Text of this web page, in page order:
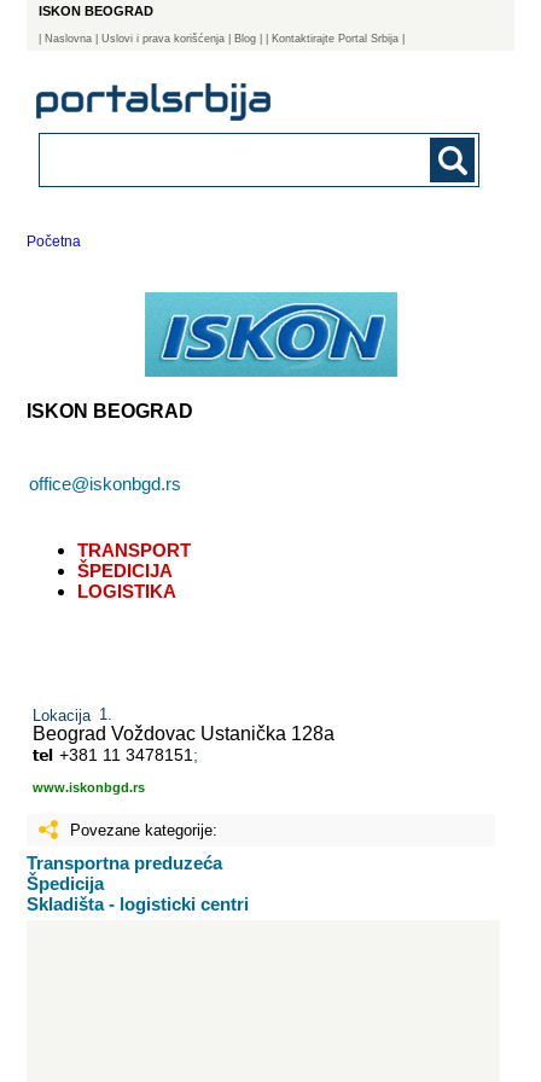
ISKON BEOGRAD
Naslovna | Uslovi i prava korišćenja Blog | Kontaktirajte Portal Srbija |
Početna
ISKON BEOGRAD
office@iskonbgd.rs
TRANSPORT
ŠPEDICIJA
LOGISTIKA
www.iskonbgd.rs
Lokacija
Beograd Voždovac Ustanička 128a
+381 11 3478151 ;
Povezane kategorije:
Transportna preduzeća
Špedicija
Skladišta - logisticki centri